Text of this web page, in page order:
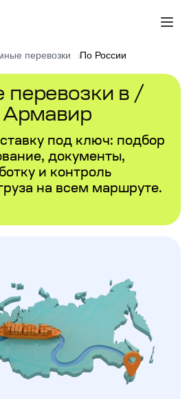
перевозки По России
в /
Армавир
под ключ: подбор
документы,
и контроль
на всем маршруте.